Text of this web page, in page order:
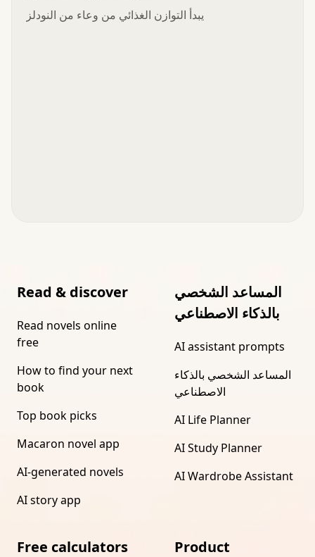
يبدأ التوازن الغذائي من وعاء من النودلز
Read & discover
Read novels online
free
How to find your next
book
Top book picks
Macaron novel app
AI-generated novels
AI story app
المساعد الشخصي
بالذكاء الاصطناعي
AI assistant prompts
المساعد الشخصي بالذكاء
الاصطناعي
AI Life Planner
AI Study Planner
AI Wardrobe Assistant
Free calculators Product